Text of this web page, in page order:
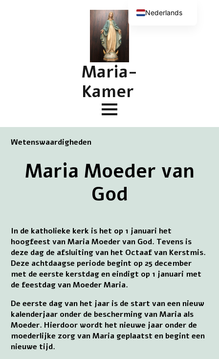
Maria-
Kamer
Wetenswaardigheden
Maria Moeder van
God
In de katholieke kerk is het op 1 januari het
hoogfeest van Maria Moeder van God. Tevens is
deze dag de afsluiting van het Octaaf van Kerstmis.
Deze achtdaagse periode begint op 25 december
met de eerste kerstdag en eindigt op 1 januari met
de feestdag van Moeder Maria.
De eerste dag van het jaar is de start van een nieuw
kalenderjaar onder de bescherming van Maria als
Moeder. Hierdoor wordt het nieuwe jaar onder de
moederlijke zorg van Maria geplaatst en begint een
nieuwe tijd.
Nederlands